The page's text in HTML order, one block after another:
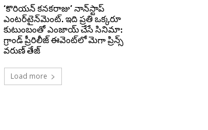
‘కొరియన్ కనకరాజు’ నాన్‌స్టాప్
ఎంటర్‌టైన్‌మెంట్. ఇది ప్రతి ఒక్కరూ
కుటుంబంతో ఎంజాయ్ చేసే సినిమా:
గ్రాండ్ ప్రీరిలీజ్ ఈవెంట్‌లో మెగా ప్రిన్స్
వరుణ్ తేజ్
Load more